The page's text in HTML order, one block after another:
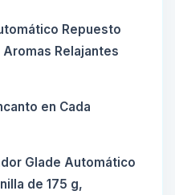
Repuesto
Aromas Relajantes
en Cada
Glade Automático
de 175 g,